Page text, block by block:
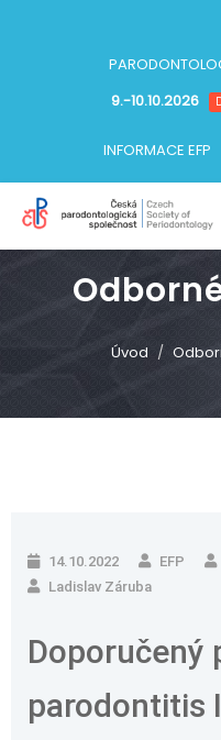
9.-10.10.2026
INFORMACE EFP
Úvod
14.10.2022 EFP
Ladislav Záruba
Doporučený
parodontitis